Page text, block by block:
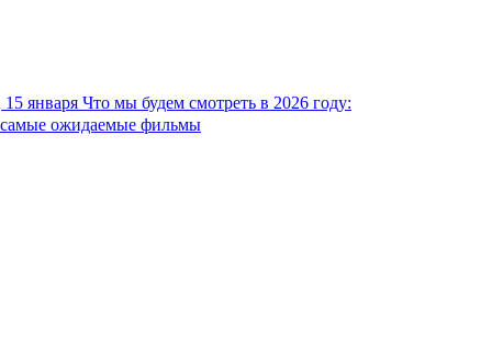
15 января Что мы будем смотреть в 2026 году:
самые ожидаемые фильмы